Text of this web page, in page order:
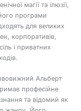
магії та ілюзії,
програми
для великих
корпоративів,
і приватних
Альберт
професійне
та відомий як